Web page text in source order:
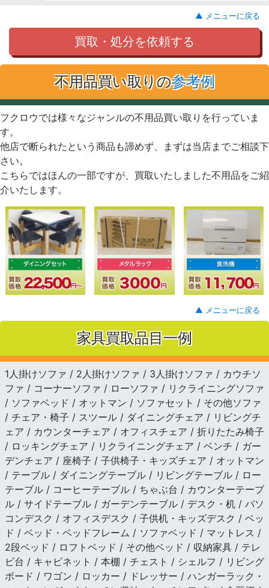
▲ メニューに戻る
買取・処分を依頼する
不用品買い取りの参考例
フクロウでは様々なジャンルの不用品買い取りを行っていま
す。
他店で断られたという商品も諦めず、まずは当店までご相談下
さい。
こちらではほんの一部ですが、買取いたしました不用品をご紹
介いたします。
▲ メニューに戻る
家具買取品目一例
1人掛けソファ / 2人掛けソファ / 3人掛けソファ / カウチソ
ファ / コーナーソファ / ローソファ / リクライニングソファ
/ ソファベッド / オットマン / ソファセット / その他ソファ
/ チェア・椅子 / スツール / ダイニングチェア / リビングチ
ェア / カウンターチェア / オフィスチェア / 折りたたみ椅子
/ ロッキングチェア / リクライニングチェア / ベンチ / ガー
デンチェア / 座椅子 / 子供椅子・キッズチェア / オットマン
/ テーブル / ダイニングテーブル / リビングテーブル / ロー
テーブル / コーヒーテーブル / ちゃぶ台 / カウンターテーブ
ル / サイドテーブル / ガーデンテーブル / デスク・机 / パソ
コンデスク / オフィスデスク / 子供机・キッズデスク / ベッ
ド / ベッド・ベッドフレーム / ソファベッド / マットレス /
2段ベッド / ロフトベッド / その他ベッド / 収納家具 / テレ
ビ台 / キャビネット / 本棚 / チェスト / シェルフ / リビング
ボード / ワゴン / ロッカー / ドレッサー / ハンガーラック・